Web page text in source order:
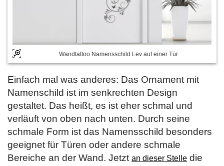
Wandtattoo Namensschild Lev auf einer Tür
Einfach mal was anderes: Das Ornament mit
Namenschild ist im senkrechten Design
gestaltet. Das heißt, es ist eher schmal und
verläuft von oben nach unten. Durch seine
schmale Form ist das Namensschild besonders
geeignet für Türen oder andere schmale
Bereiche an der Wand. Jetzt an dieser Stelle die